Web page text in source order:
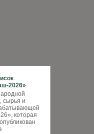
2026»
сырья и
которая